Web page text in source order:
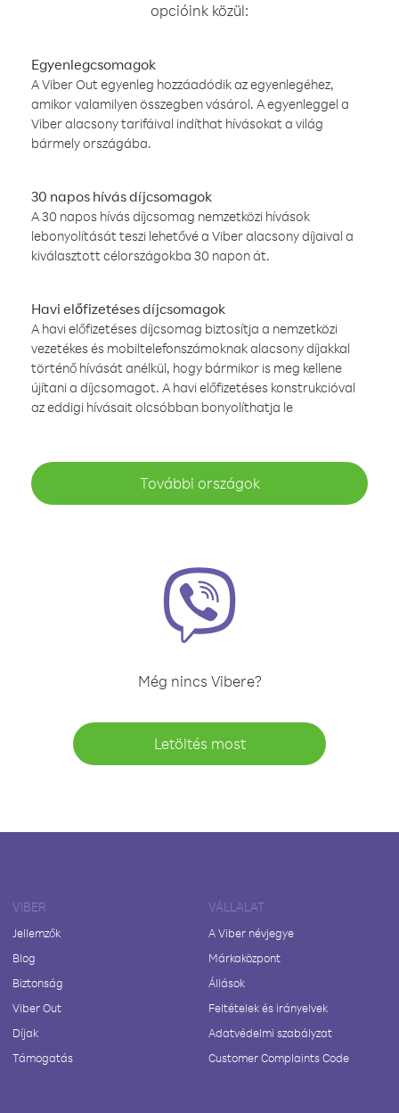
opcióink közül:
Egyenlegcsomagok
A Viber Out egyenleg hozzáadódik az egyenlegéhez,
amikor valamilyen összegben vásárol. A egyenleggel a
Viber alacsony tarifáival indíthat hívásokat a világ
bármely országába.
30 napos hívás díjcsomagok
A 30 napos hívás díjcsomag nemzetközi hívások
lebonyolítását teszi lehetővé a Viber alacsony díjaival a
kiválasztott célországokba 30 napon át.
Havi előfizetéses díjcsomagok
A havi előfizetéses díjcsomag biztosítja a nemzetközi
vezetékes és mobiltelefonszámoknak alacsony díjakkal
történő hívását anélkül, hogy bármikor is meg kellene
újítani a díjcsomagot. A havi előfizetéses konstrukcióval
az eddigi hívásait olcsóbban bonyolíthatja le
További országok
Még nincs Vibere?
Letöltés most
VIBER
Jellemzők
Blog
Biztonság
Viber Out
Díjak
Támogatás
VÁLLALAT
A Viber névjegye
Márkaközpont
Állások
Feltételek és irányelvek
Adatvédelmi szabályzat
Customer Complaints Code